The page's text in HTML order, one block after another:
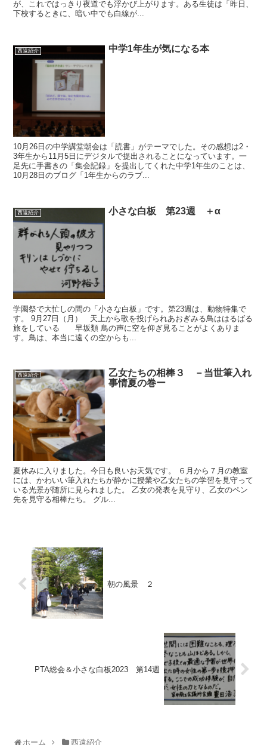
が、これではっきり夜道でも浮かび上がります。ある生徒は「昨日、
下校するときに、暗い中でも白線が...
西遠紹介 中学1年生が気になる本
10月26日の中学講堂朝会は「読書」がテーマでした。その感想は2・
3年生から11月5日にデジタルで提出されることになっています。一
足先に手書きの「集会記録」を提出してくれた中学1年生のことは、
10月28日のブログ「1年生からのラブ...
西遠紹介 小さな白板 第23週 ＋α
学園祭で大忙しの間の「小さな白板」です。第23週は、動物特集で
す。 9月27日（月） 天上から歌を投げられあおぎみる鳥ははるばる
旅をしている 早坂類 鳥の声に空を仰ぎ見ることがよくありま
す。鳥は、本当に遠くの空からも...
西遠紹介
乙女たちの相棒３ －当世筆入れ
事情夏の巻ー
夏休みに入りました。今日も良いお天気です。 ６月から７月の教室
には、かわいい筆入れたちが静かに授業や乙女たちの学習を見守って
いる光景が随所に見られました。 乙女の発表を見守り、乙女のペン
先を見守る相棒たち。 グル...
朝の風景 ２
PTA総会＆小さな白板2023 第14週
ホーム 西遠紹介